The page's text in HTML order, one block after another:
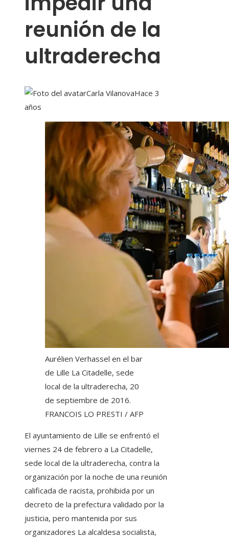
reunión de la
ultraderecha
Carla VilanovaHace 3
años
Aurélien Verhassel en el bar
de Lille La Citadelle, sede
local de la ultraderecha, 20
de septiembre de 2016.
FRANCOIS LO PRESTI / AFP
El ayuntamiento de Lille se enfrentó el
viernes 24 de febrero a La Citadelle,
sede local de la ultraderecha, contra la
organización por la noche de una reunión
calificada de racista, prohibida por un
decreto de la prefectura validado por la
justicia, pero mantenida por sus
organizadores La alcaldesa socialista,